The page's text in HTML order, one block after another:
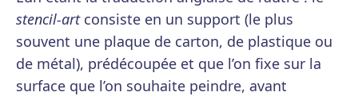
stencil-artconsiste en un support (le plus
souvent une plaque de carton, de plastique ou
de métal), prédécoupée et que l’on fixe sur la
surface que l’on souhaite peindre, avant